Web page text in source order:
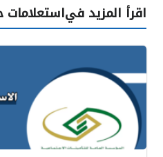
اقرأ المزيد في